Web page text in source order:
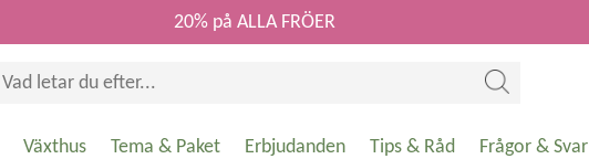
20% på ALLA FRÖER
Växthus Tema & Paket Erbjudanden Tips & Råd Frågor & Svar